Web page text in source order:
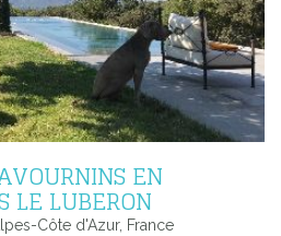
EN
LE LUBERON
Côte d'Azur, France